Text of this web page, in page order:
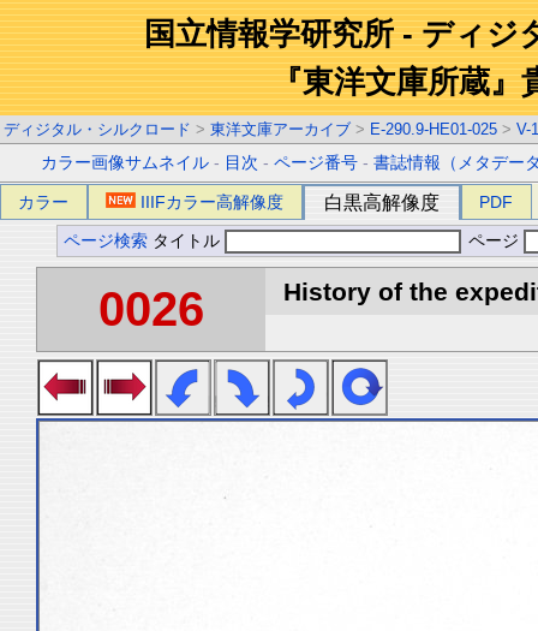
国立情報学研究所 - ディジ
『東洋文庫所蔵』
ディジタル・シルクロード > 東洋文庫アーカイブ > E-290.9-HE01-025 > V-1
カラー画像サムネイル - 目次 -ページ番号 -書誌情報（メタデー
カラー IIIFカラー高解像度 白黒高解像度 PDF
ページ検索 タイトル ページ
0026 History of the